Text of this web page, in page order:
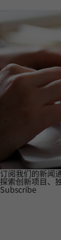
订阅我们的新闻
探索创新项目、
Subscribe